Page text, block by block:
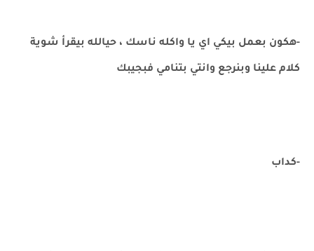
-هكون بعمل بيكي اي يا واكله ناسك ، حيالله بيقرأ شوية
كلام علينا وبنرجع وانتي بتنامي فبجيبك
-كداب